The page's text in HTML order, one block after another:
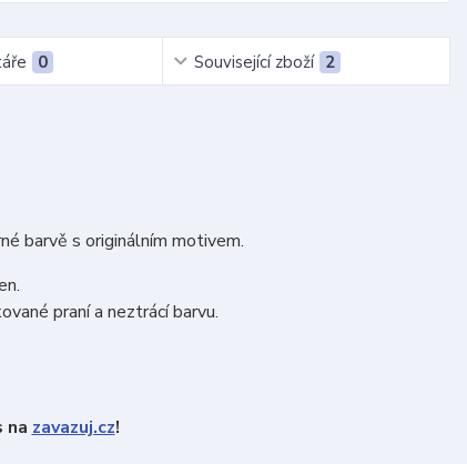
0 Související zboží 2
barvě s originálním motivem.
praní a neztrácí barvu.
na zavazuj.cz!